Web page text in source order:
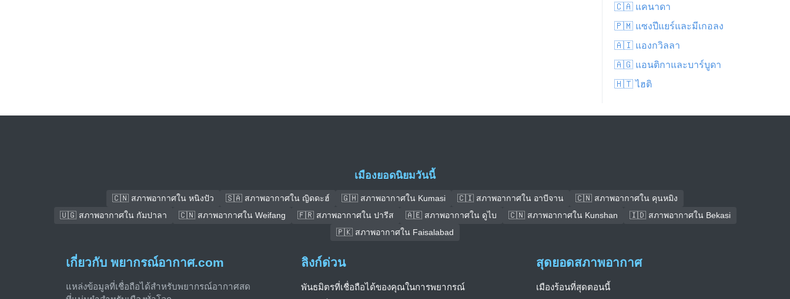
🇨🇦 แคนาดา
🇵🇲 แซงปีแยร์และมีเกอลง
🇦🇮 แองกวิลลา
🇦🇬 แอนติกาและบาร์บูดา
🇭🇹 ไฮติ
เมืองยอดนิยมวันนี้
🇨🇳 สภาพอากาศใน หนิงปัว 🇸🇦 สภาพอากาศใน ญิดดะฮ์ 🇬🇭 สภาพอากาศใน Kumasi 🇨🇮 สภาพอากาศใน อาบีจาน
🇨🇳 สภาพอากาศใน คุนหมิง
🇺🇬 สภาพอากาศใน กัมปาลา
🇨🇳 สภาพอากาศใน Weifang 🇫🇷 สภาพอากาศใน ปารีส 🇦🇪 สภาพอากาศใน ดูไบ 🇨🇳 สภาพอากาศใน Kunshan
🇮🇩 สภาพอากาศใน Bekasi
🇵🇰 สภาพอากาศใน Faisalabad
เกี่ยวกับ พยากรณ์อากาศ.com
แหล่งข้อมูลที่เชื่อถือได้สำหรับพยากรณ์อากาศสด
ลิงก์ด่วน
พันธมิตรที่เชื่อถือได้ของคุณในการพยากรณ์
สุดยอดสภาพอากาศ
เมืองร้อนที่สุดตอนนี้